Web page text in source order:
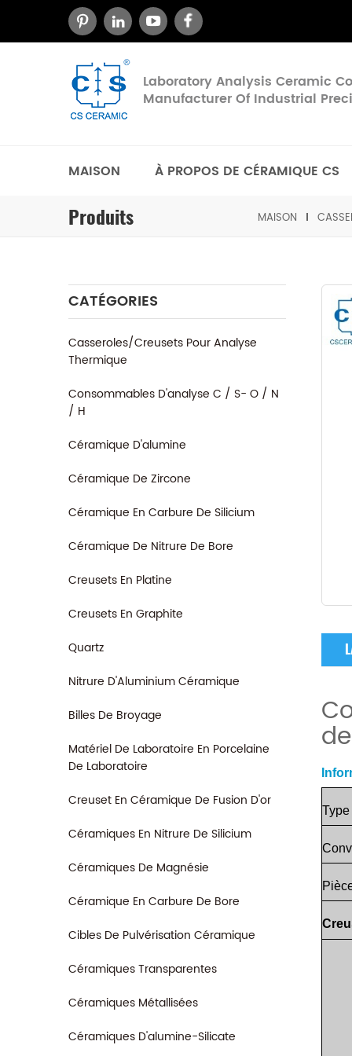
Laboratory Analysis Ceramic
Manufacturer Of Industrial
MAISON À PROPOS DE CÉRAMIQUE CS
Produits MAISON
CATÉGORIES
Casseroles/Creusets Pour Analyse
Thermique
Consommables D'analyse C / S- O / N
/ H
Céramique D'alumine
Céramique De Zircone
Céramique En Carbure De Silicium
Céramique De Nitrure De Bore
Creusets En Platine
Creusets En Graphite
Quartz
Nitrure D'Aluminium Céramique
Billes De Broyage
Matériel De Laboratoire En Porcelaine
De Laboratoire
Creuset En Céramique De Fusion D'or
Céramiques En Nitrure De Silicium
Céramiques De Magnésie
Céramique En Carbure De Bore
Cibles De Pulvérisation Céramique
Céramiques Transparentes
Céramiques Métallisées
Céramiques D'alumine-Silicate
Type